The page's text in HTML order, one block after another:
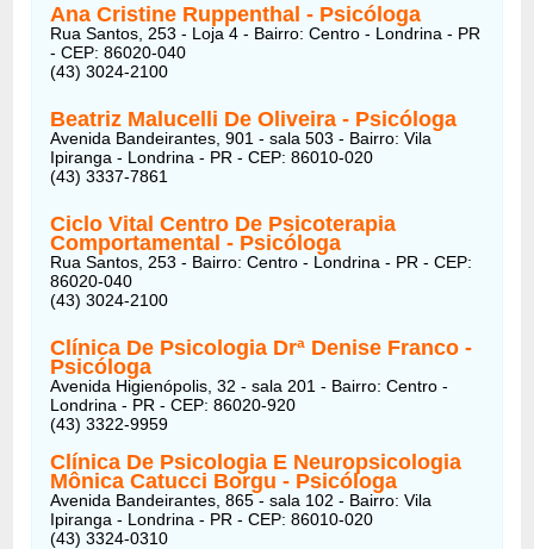
Ana Cristine Ruppenthal - Psicóloga
Rua Santos, 253 - Loja 4 - Bairro: Centro - Londrina - PR
- CEP: 86020-040
(43) 3024-2100
Beatriz Malucelli De Oliveira - Psicóloga
Avenida Bandeirantes, 901 - sala 503 - Bairro: Vila
Ipiranga - Londrina - PR - CEP: 86010-020
(43) 3337-7861
Ciclo Vital Centro De Psicoterapia
Comportamental - Psicóloga
Rua Santos, 253 - Bairro: Centro - Londrina - PR - CEP:
86020-040
(43) 3024-2100
Clínica De Psicologia Drª Denise Franco -
Psicóloga
Avenida Higienópolis, 32 - sala 201 - Bairro: Centro -
Londrina - PR - CEP: 86020-920
(43) 3322-9959
Clínica De Psicologia E Neuropsicologia
Mônica Catucci Borgu - Psicóloga
Avenida Bandeirantes, 865 - sala 102 - Bairro: Vila
Ipiranga - Londrina - PR - CEP: 86010-020
(43) 3324-0310